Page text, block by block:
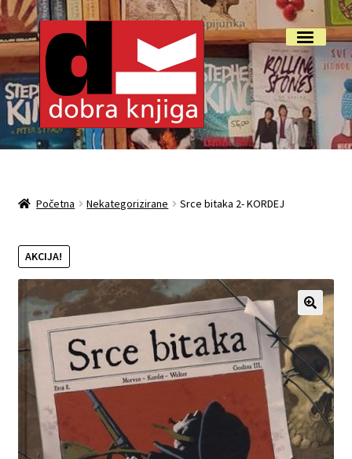
Preskoči
na
navigaciju
Skoči
do
sadržaja
Izbornik
Početna
O nama
Otkup
Privatnost podataka
Terms of Use
Uvjeti prodaje i dostava
Početna Nekategorizirane Srce bitaka 2- KORDEJ
AKCIJA!